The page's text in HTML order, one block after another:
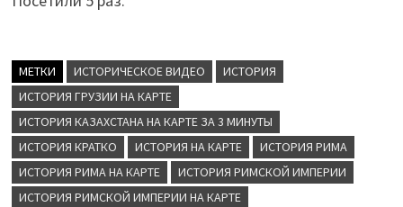
МЕТКИ ИСТОРИЧЕСКОЕ ВИДЕО
ИСТОРИЯ
ИСТОРИЯ ГРУЗИИ НА КАРТЕ
ИСТОРИЯ КАЗАХСТАНА НА КАРТЕ ЗА 3 МИНУТЫ
ИСТОРИЯ КРАТКО
ИСТОРИЯ НА КАРТЕ
ИСТОРИЯ РИМА
ИСТОРИЯ РИМА НА КАРТЕ
ИСТОРИЯ РИМСКОЙ ИМПЕРИИ
ИСТОРИЯ РИМСКОЙ ИМПЕРИИ НА КАРТЕ